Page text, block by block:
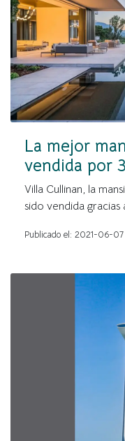
La mejor
vendida por
Villa Cullinan, la
sido vendida gracias
Publicado el: 2021-06-07